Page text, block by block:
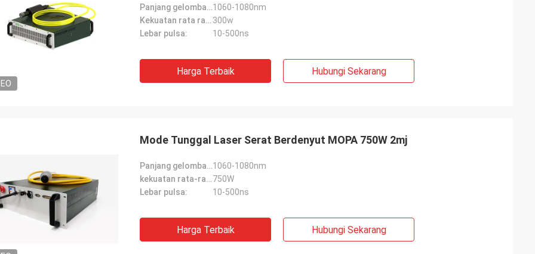
Panjang gelombang pusat:1060-1080nm
Kekuatan rata rata: 300w
Lebar pulsa:
10-500ns
Harga Terbaik Hubungi Sekarang
Mode Tunggal Laser Serat Berdenyut MOPA 750W 2mj
Panjang gelombang pusat:1060-1080nm
kekuatan rata-rata:750W
Lebar pulsa:
10-500ns
Harga Terbaik Hubungi Sekarang